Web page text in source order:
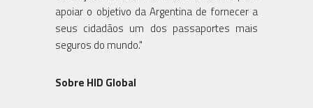
apoiar o objetivo da Argentina de fornecer a
seus cidadãos um dos passaportes mais
seguros do mundo."
Sobre HID Global